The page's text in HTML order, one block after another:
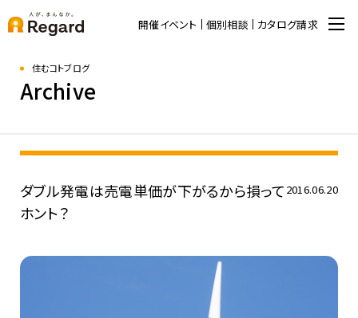
開催イベント 個別相談 カタログ請求
住むコトブログ
Archive
ダブル発電は売電単価が下がるから損って
ホント？
2016.06.20